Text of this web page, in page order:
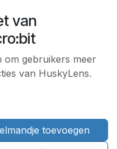
van
om gebruikers meer
van HuskyLens.
toevoegen